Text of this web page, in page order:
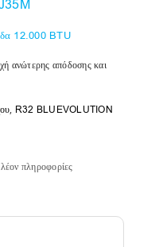
12.000 BTU
ανώτερης απόδοσης και
, R32 BLUEVOLUTION
πληροφορίες